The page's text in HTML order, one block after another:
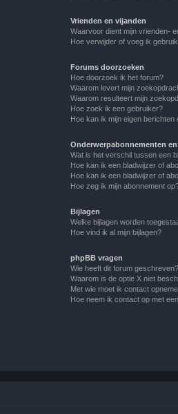
Vrienden en vijanden
Waarvoor dient mijn vrienden-
Hoe verwijder of voeg ik
Forums doorzoeken
Hoe doorzoek ik het forum?
Waarom levert mijn
Waarom resulteert mijn
Hoe zoek ik een gebruiker?
Hoe kan ik mijn eigen
Onderwerpabonnementen
Wat is het verschil tussen een
Hoe kan ik een bladwijzer of
Hoe kan ik een bladwijzer of
Hoe zeg ik mijn abonnement
Bijlagen
Welke bijlagen worden
Hoe vind ik al mijn bijlagen?
phpBB vragen
Wie heeft dit forum geschreven?
Waarom is de optie X niet
Met wie moet ik contact
Hoe neem ik contact op met